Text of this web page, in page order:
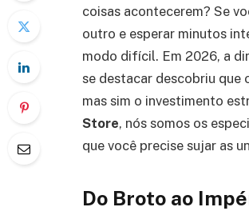
coisas acontecerem? Se
outro e esperar minutos
modo difícil. Em 2026, a
se destacar descobriu que
mas sim o investimento
Store, nós somos os
que você precise sujar as
Do Broto ao